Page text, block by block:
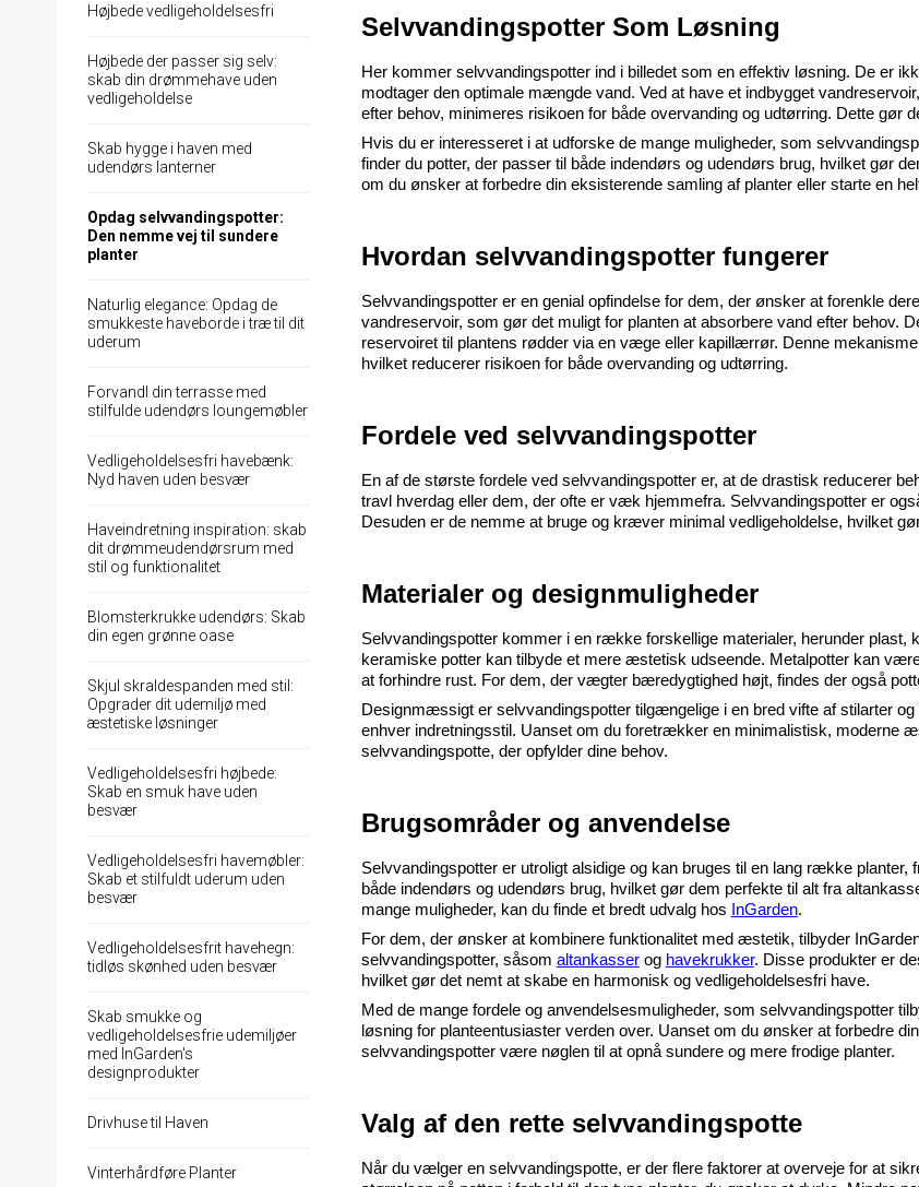
Højbede vedligeholdelsesfri
Højbede der passer sig selv:
skab din drømmehave uden
vedligeholdelse
Skab hygge i haven med
udendørs lanterner
Opdag selvvandingspotter:
Den nemme vej til sundere
planter
Naturlig elegance: Opdag de
smukkeste haveborde i træ til dit
uderum
Forvandl din terrasse med
stilfulde udendørs loungemøbler
Vedligeholdelsesfri havebænk:
Nyd haven uden besvær
Haveindretning inspiration: skab
dit drømmeudendørsrum med
stil og funktionalitet
Blomsterkrukke udendørs: Skab
din egen grønne oase
Skjul skraldespanden med stil:
Opgrader dit udemiljø med
æstetiske løsninger
Vedligeholdelsesfri højbede:
Skab en smuk have uden
besvær
Vedligeholdelsesfri havemøbler:
Skab et stilfuldt uderum uden
besvær
Vedligeholdelsesfrit havehegn:
tidløs skønhed uden besvær
Skab smukke og
vedligeholdelsesfrie udemiljøer
med InGarden's
designprodukter
Drivhuse til Haven
Vinterhårdføre Planter
Selvvandingspotter Som Løsning
Her kommer selvvandingspotter ind i billedet som en effektiv løsning. De er
modtager den optimale mængde vand. Ved at have et indbygget
efter behov, minimeres risikoen for både overvanding og udtørring. Dette gør
Hvis du er interesseret i at udforske de mange muligheder, som
finder du potter, der passer til både indendørs og udendørs brug, hvilket gør
om du ønsker at forbedre din eksisterende samling af planter eller starte en
Hvordan selvvandingspotter fungerer
Selvvandingspotter er en genial opfindelse for dem, der ønsker at forenkle
vandreservoir, som gør det muligt for planten at absorbere vand efter
reservoiret til plantens rødder via en væge eller kapillærrør. Denne
hvilket reducerer risikoen for både overvanding og udtørring.
Fordele ved selvvandingspotter
En af de største fordele ved selvvandingspotter er, at de drastisk reducerer
travl hverdag eller dem, der ofte er væk hjemmefra. Selvvandingspotter er
Desuden er de nemme at bruge og kræver minimal vedligeholdelse, hvilket
Materialer og designmuligheder
Selvvandingspotter kommer i en række forskellige materialer, herunder plast,
keramiske potter kan tilbyde et mere æstetisk udseende. Metalpotter kan
at forhindre rust. For dem, der vægter bæredygtighed højt, findes der også
Designmæssigt er selvvandingspotter tilgængelige i en bred vifte af stilarter
enhver indretningsstil. Uanset om du foretrækker en minimalistisk, moderne
selvvandingspotte, der opfylder dine behov.
Brugsområder og anvendelse
Selvvandingspotter er utroligt alsidige og kan bruges til en lang række
både indendørs og udendørs brug, hvilket gør dem perfekte til alt fra
mange muligheder, kan du finde et bredt udvalg hos
InGarden.
For dem, der ønsker at kombinere funktionalitet med æstetik, tilbyder
selvvandingspotter, såsom altankasser og havekrukker. Disse produkter er
hvilket gør det nemt at skabe en harmonisk og vedligeholdelsesfri have.
Med de mange fordele og anvendelsesmuligheder, som selvvandingspotter
løsning for planteentusiaster verden over. Uanset om du ønsker at forbedre
selvvandingspotter være nøglen til at opnå sundere og mere frodige planter.
Valg af den rette selvvandingspotte
Når du vælger en selvvandingspotte, er der flere faktorer at overveje for at